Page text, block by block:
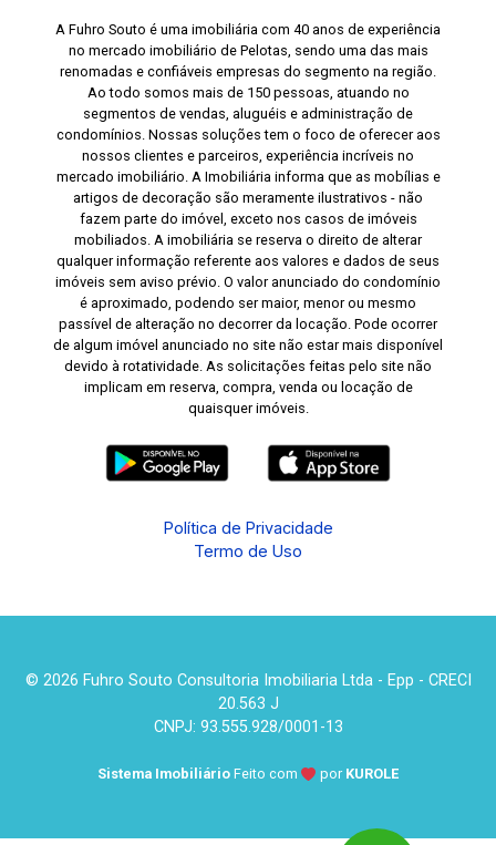
A Fuhro Souto é uma imobiliária com 40 anos de experiência
no mercado imobiliário de Pelotas, sendo uma das mais
renomadas e confiáveis empresas do segmento na região.
Ao todo somos mais de 150 pessoas, atuando no
segmentos de vendas, aluguéis e administração de
condomínios. Nossas soluções tem o foco de oferecer aos
nossos clientes e parceiros, experiência incríveis no
mercado imobiliário. A Imobiliária informa que as mobílias e
artigos de decoração são meramente ilustrativos - não
fazem parte do imóvel, exceto nos casos de imóveis
mobiliados. A imobiliária se reserva o direito de alterar
qualquer informação referente aos valores e dados de seus
imóveis sem aviso prévio. O valor anunciado do condomínio
é aproximado, podendo ser maior, menor ou mesmo
passível de alteração no decorrer da locação. Pode ocorrer
de algum imóvel anunciado no site não estar mais disponível
devido à rotatividade. As solicitações feitas pelo site não
implicam em reserva, compra, venda ou locação de
quaisquer imóveis.
Política de Privacidade
Termo de Uso
© 2026 Fuhro Souto Consultoria Imobiliaria Ltda - Epp - CRECI
20.563 J
CNPJ: 93.555.928/0001-13
Sistema Imobiliário Feito com por KUROLE